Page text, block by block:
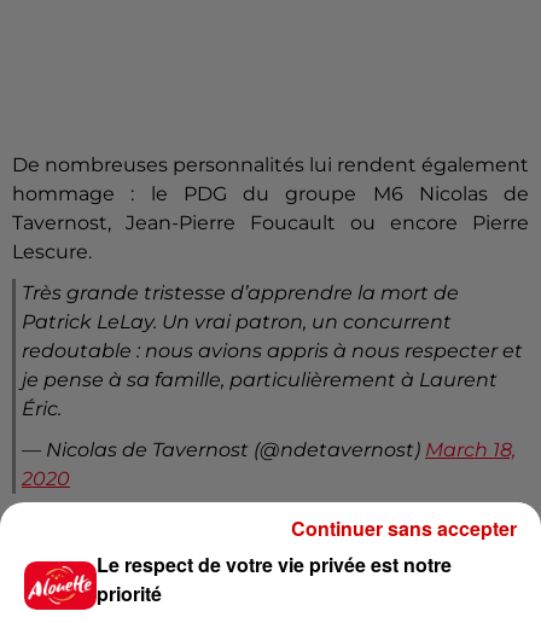
De nombreuses personnalités lui rendent également
hommage : le PDG du groupe M6 Nicolas de
Tavernost, Jean-Pierre Foucault ou encore Pierre
Lescure.
Très grande tristesse d’apprendre la mort de
Patrick LeLay. Un vrai patron, un concurrent
redoutable : nous avions appris à nous respecter et
je pense à sa famille, particulièrement à Laurent
Éric.
— Nicolas de Tavernost (@ndetavernost) March 18,
2020
Grande tristesse la mort de Patrick le Lay .. il avait -
laquelle je suis attaché depuis le début..@TF1
une grande maison , nous le lui devons . Un chef
Le respect de votre vie privée est notre
priorité
Continuer sans accepter